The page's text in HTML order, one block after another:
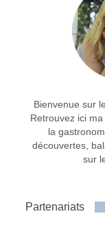
Bienvenue sur
Retrouvez ici
la
découvertes,
sur
Partenariats